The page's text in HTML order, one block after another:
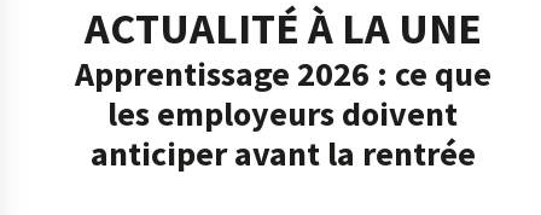
ACTUALITÉ À LA UNE
Apprentissage 2026 : ce que
les employeurs doivent
anticiper avant la rentrée